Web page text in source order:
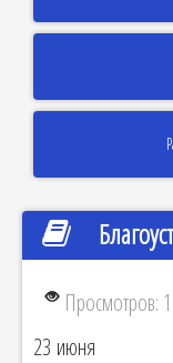
Просмотров:
23 июня